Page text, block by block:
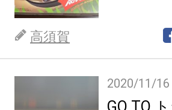
高須賀
2020/11/16